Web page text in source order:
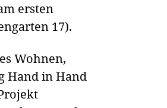
ersten
17).
Wohnen,
Hand in Hand